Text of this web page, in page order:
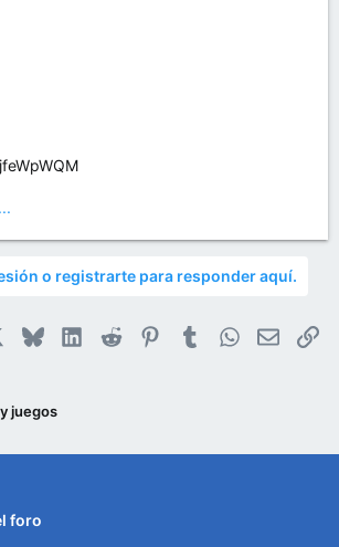
o registrarte para responder aquí.
BlueskyLinkedIn
Reddit PinterestTumblrWhatsApp
Email
juegos
foro